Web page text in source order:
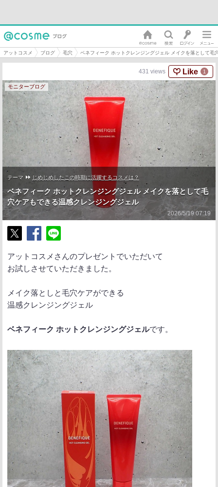
アットコスメ ブログ 毛穴 ベネフィーク ホットクレンジングジェル メイクを落として毛
431 views Like 1
モニターブログ
テーマ じめじめしたこの時期に活躍するコスメは？
ベネフィーク ホットクレンジングジェル メイクを落として毛
穴ケアもできる温感クレンジングジェル
2026/5/19 07:19
ス
ェ
アットコスメさんのプレゼントでいただいて
お試しさせていただきました。
メイク落としと毛穴ケアができる
温感クレンジングジェル
ベネフィーク ホットクレンジングジェルです。